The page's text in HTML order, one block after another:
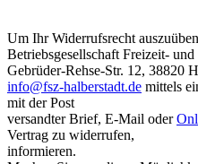
Um Ihr Widerrufsrecht
Betriebsgesellschaft Freizeit-
Gebrüder-Rehse-Str. 12, 38820
info@fsz-halberstadt.de mittels
mit der Post
versandter Brief, E-Mail oder
Vertrag zu widerrufen,
informieren.